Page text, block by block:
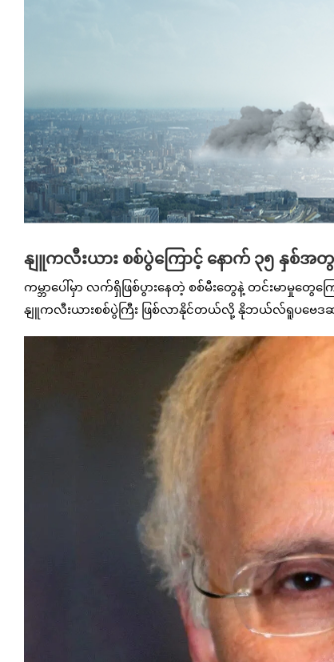
နျူကလီးယား စစ်ပွဲကြောင့် နောက် ၃၅ နှ
ကမ္ဘာပေါ်မှာ လက်ရှိဖြစ်ပွားနေတဲ့ စစ်မီးတွေနဲ့ တင်းမာမှုတွ
နျူကလီးယားစစ်ပွဲကြီး ဖြစ်လာနိုင်တယ်လို့ နိုဘယ်လ်ရူပဗေဒဆုရှ